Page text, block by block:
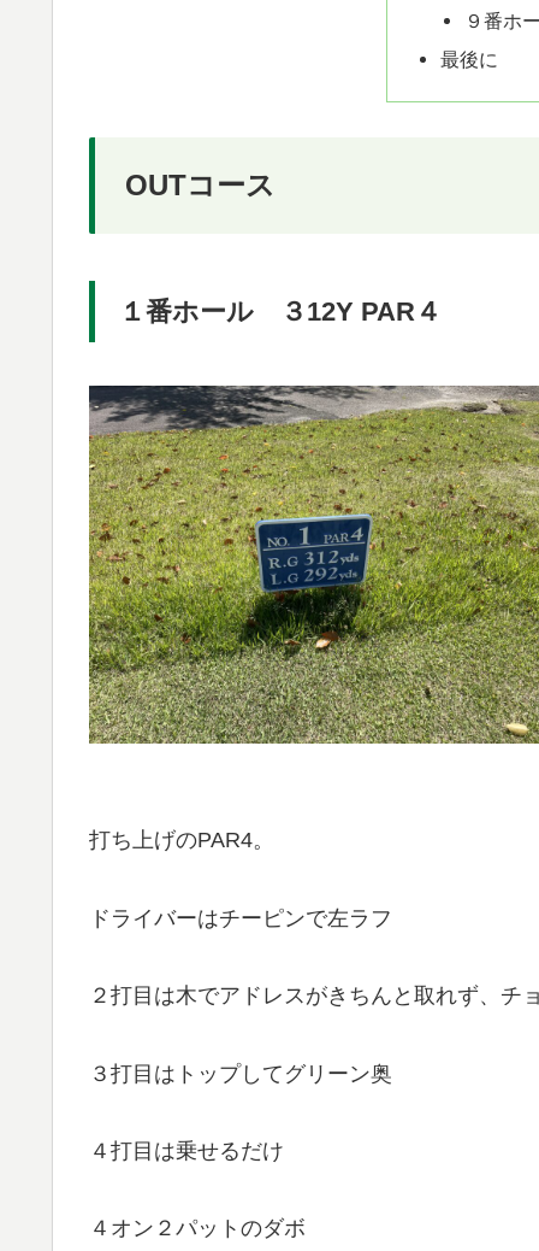
９番ホ
最後に
OUTコース
１番ホール ３12Y PAR４
打ち上げのPAR4。
ドライバーはチーピンで左ラフ
２打目は木でアドレスがきちんと取れず、チ
３打目はトップしてグリーン奥
４打目は乗せるだけ
４オン２パットのダボ